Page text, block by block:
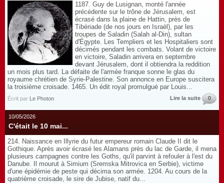
1187. Guy de Lusignan, monté l'année
précédente sur le trône de Jérusalem, est
écrasé dans la plaine de Hattin, près de
Tibériade (de nos jours en Israël), par les
troupes de Saladin (Salah al-Din), sultan
d'Égypte. Les Templiers et les Hospitaliers sont
décimés pendant les combats. Volant de victoire
en victoire, Saladin arrivera en septembre
devant Jérusalem, dont il obtiendra la reddition
un mois plus tard. La défaite de l'armée franque sonne le glas du
royaume chrétien de Syrie-Palestine. Son annonce en Europe suscitera
la troisième croisade. 1465. Un édit royal promulgué par Louis...
Écrit par Le Photon Lire la suite 0
10/05/2026
C'était le 10 mai...
214. Naissance en Illyrie du futur empereur romain Claude II dit le
Gothique. Après avoir écrasé les Alamans près du lac de Garde, il mena
plusieurs campagnes contre les Goths, qu'il parvint à refouler à l'est du
Danube. Il mourut à Simium (Sremska Mitrovica en Serbie), victime
d'une épidémie de peste qui décima son armée. 1204. Au cours de la
quatrième croisade, le sire de Jubise, natif du...